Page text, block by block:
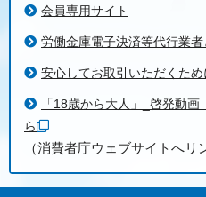
会員専用サイト
労働金庫電子決済等代行業
安心してお取引いただくため
「18歳から大人」_啓発動
ら
（消費者庁ウェブサイトへリ